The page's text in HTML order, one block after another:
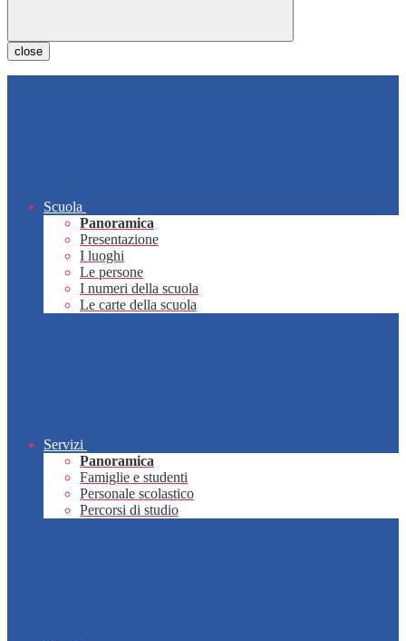
close
Scuola
Panoramica
Presentazione
I luoghi
Le persone
I numeri della scuola
Le carte della scuola
Servizi
Panoramica
Famiglie e studenti
Personale scolastico
Percorsi di studio